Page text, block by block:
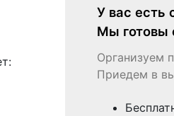
У вас есть
Мы готовы
Организуем
Приедем в